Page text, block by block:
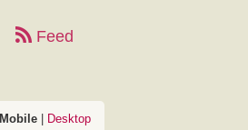
Feed
Mobile| Desktop